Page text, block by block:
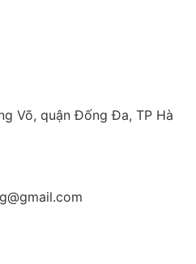
Võ, quận Đống Đa, TP Hà